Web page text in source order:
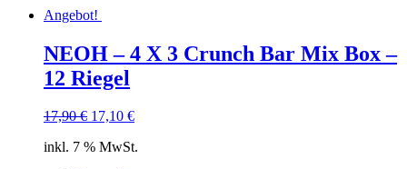
Angebot!
NEOH – 4 X 3 Crunch Bar Mix Box –
12 Riegel
17,90€ Ursprünglicher
war:
17,10 €Aktueller
ist:
inkl. 7 % MwSt.